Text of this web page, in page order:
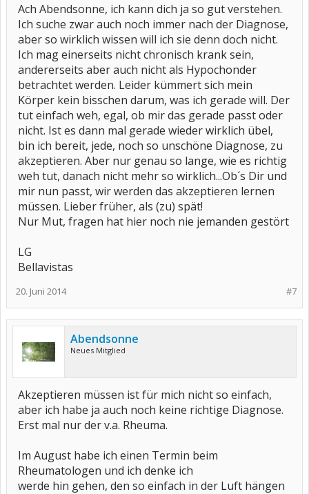
Ach Abendsonne, ich kann dich ja so gut verstehen.
Ich suche zwar auch noch immer nach der Diagnose,
aber so wirklich wissen will ich sie denn doch nicht.
Ich mag einerseits nicht chronisch krank sein,
andererseits aber auch nicht als Hypochonder
betrachtet werden. Leider kümmert sich mein
Körper kein bisschen darum, was ich gerade will. Der
tut einfach weh, egal, ob mir das gerade passt oder
nicht. Ist es dann mal gerade wieder wirklich übel,
bin ich bereit, jede, noch so unschöne Diagnose, zu
akzeptieren. Aber nur genau so lange, wie es richtig
weh tut, danach nicht mehr so wirklich...Ob´s Dir und
mir nun passt, wir werden das akzeptieren lernen
müssen. Lieber früher, als (zu) spät!
Nur Mut, fragen hat hier noch nie jemanden gestört
LG
Bellavistas
#7
20. Juni 2014
Abendsonne
Neues Mitglied
Akzeptieren müssen ist für mich nicht so einfach,
aber ich habe ja auch noch keine richtige Diagnose.
Erst mal nur der v.a. Rheuma.
Im August habe ich einen Termin beim
Rheumatologen und ich denke ich
werde hin gehen, den so einfach in der Luft hängen